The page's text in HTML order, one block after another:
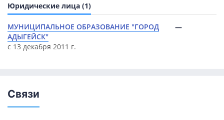
Юридические лица (1)
МУНИЦИПАЛЬНОЕ ОБРАЗОВАНИЕ "ГОРОД
АДЫГЕЙСК"
с 13 декабря 2011 г.
—
Связи